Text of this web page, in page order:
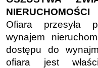
NIERUCHOMOŚCI
Ofiara przesyła
wynajem
dostępu do
ofiara jest